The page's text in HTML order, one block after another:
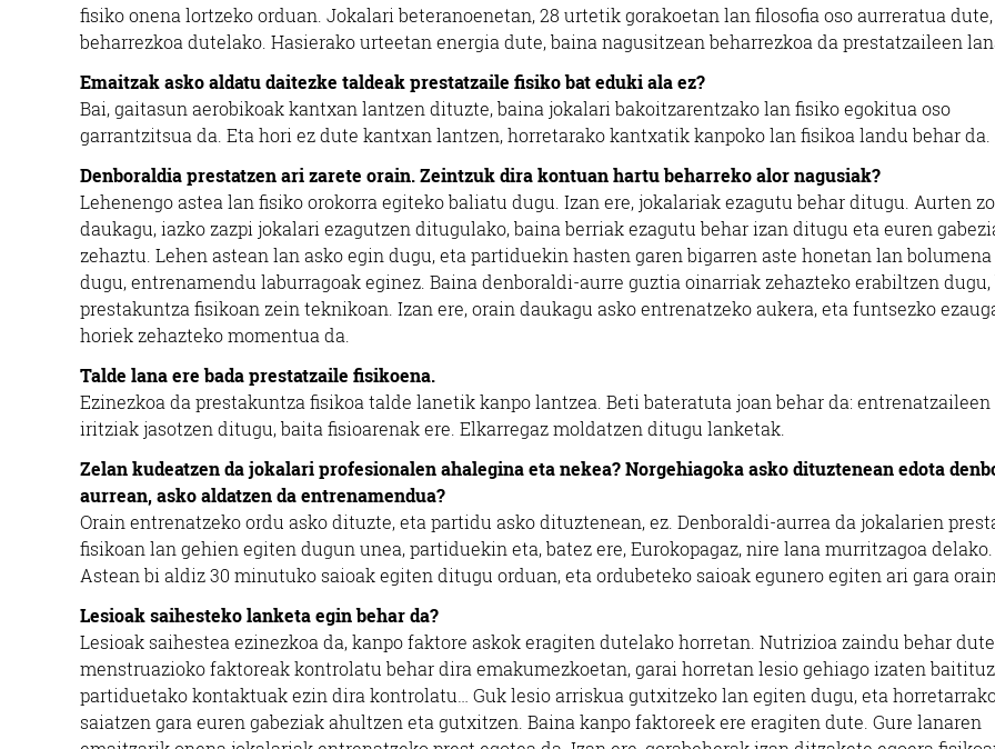
fisiko onena lortzeko orduan. Jokalari beteranoenetan, 28 urtetik gorakoetan lan filosofia oso aurreratua dute,
beharrezkoa dutelako. Hasierako urteetan energia dute, baina nagusitzean beharrezkoa da prestatzaileen
Emaitzak asko aldatu daitezke taldeak prestatzaile fisiko bat eduki ala ez?
Bai, gaitasun aerobikoak kantxan lantzen dituzte, baina jokalari bakoitzarentzako lan fisiko egokitua oso
garrantzitsua da. Eta hori ez dute kantxan lantzen, horretarako kantxatik kanpoko lan fisikoa landu behar da.
Denboraldia prestatzen ari zarete orain. Zeintzuk dira kontuan hartu beharreko alor nagusiak?
Lehenengo astea lan fisiko orokorra egiteko baliatu dugu. Izan ere, jokalariak ezagutu behar ditugu. Aurten
daukagu, iazko zazpi jokalari ezagutzen ditugulako, baina berriak ezagutu behar izan ditugu eta euren
zehaztu. Lehen astean lan asko egin dugu, eta partiduekin hasten garen bigarren aste honetan lan
dugu, entrenamendu laburragoak eginez. Baina denboraldi-aurre guztia oinarriak zehazteko erabiltzen dugu,
prestakuntza fisikoan zein teknikoan. Izan ere, orain daukagu asko entrenatzeko aukera, eta funtsezko
horiek zehazteko momentua da.
Talde lana ere bada prestatzaile fisikoena.
Ezinezkoa da prestakuntza fisikoa talde lanetik kanpo lantzea. Beti bateratuta joan behar da: entrenatzaileen
iritziak jasotzen ditugu, baita fisioarenak ere. Elkarregaz moldatzen ditugu lanketak.
Zelan kudeatzen da jokalari profesionalen ahalegina eta nekea? Norgehiagoka asko dituztenean edota
aurrean, asko aldatzen da entrenamendua?
Orain entrenatzeko ordu asko dituzte, eta partidu asko dituztenean, ez. Denboraldi-aurrea da jokalarien
fisikoan lan gehien egiten dugun unea, partiduekin eta, batez ere, Eurokopagaz, nire lana murritzagoa delako.
Astean bi aldiz 30 minutuko saioak egiten ditugu orduan, eta ordubeteko saioak egunero egiten ari gara orain.
Lesioak saihesteko lanketa egin behar da?
Lesioak saihestea ezinezkoa da, kanpo faktore askok eragiten dutelako horretan. Nutrizioa zaindu behar
menstruazioko faktoreak kontrolatu behar dira emakumezkoetan, garai horretan lesio gehiago izaten
partiduetako kontaktuak ezin dira kontrolatu… Guk lesio arriskua gutxitzeko lan egiten dugu, eta
saiatzen gara euren gabeziak ahultzen eta gutxitzen. Baina kanpo faktoreek ere eragiten dute. Gure lanaren